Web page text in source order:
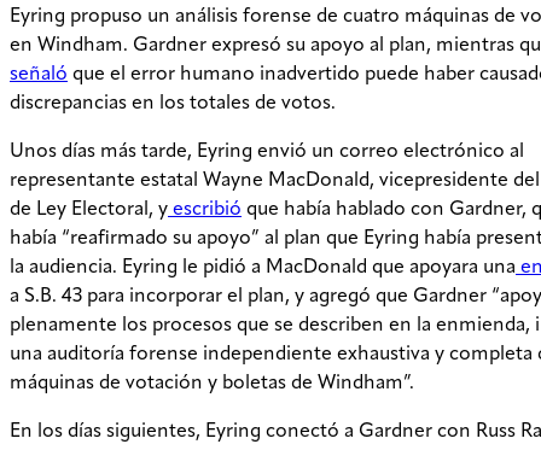
Eyring propuso un análisis forense de cuatro máquinas de
en Windham. Gardner expresó su apoyo al plan, mientras
señaló que el error humano inadvertido puede haber
discrepancias en los totales de votos.
Unos días más tarde, Eyring envió un correo electrónico al
representante estatal Wayne MacDonald, vicepresidente
de Ley Electoral, y escribió que había hablado con Gardner,
había “reafirmado su apoyo” al plan que Eyring había
la audiencia. Eyring le pidió a MacDonald que apoyara una
a S.B. 43 para incorporar el plan, y agregó que Gardner
plenamente los procesos que se describen en la enmienda,
una auditoría forense independiente exhaustiva y completa
máquinas de votación y boletas de Windham”.
En los días siguientes, Eyring conectó a Gardner con Russ